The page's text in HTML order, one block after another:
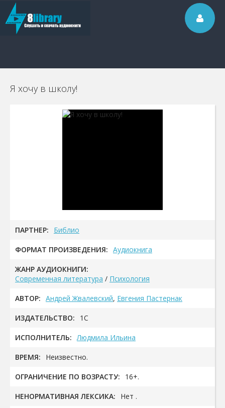
Я хочу в школу!
ПАРТНЕР: Библио
ФОРМАТ ПРОИЗВЕДЕНИЯ: Аудиокнига
ЖАНР АУДИОКНИГИ:
Современная литература / Психология
АВТОР: Андрей Жвалевский, Евгения Пастернак
ИЗДАТЕЛЬСТВО: 1С
ИСПОЛНИТЕЛЬ: Людмила Ильина
ВРЕМЯ: Неизвестно.
ОГРАНИЧЕНИЕ ПО ВОЗРАСТУ: 16+.
НЕНОРМАТИВНАЯ ЛЕКСИКА:
Нет .